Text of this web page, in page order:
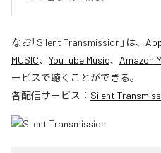
なお「Silent Transmission 」は、
MUSIC、 YouTube Music、 Amazon
ービスで聴くことができる。
各配信サービス： Silent